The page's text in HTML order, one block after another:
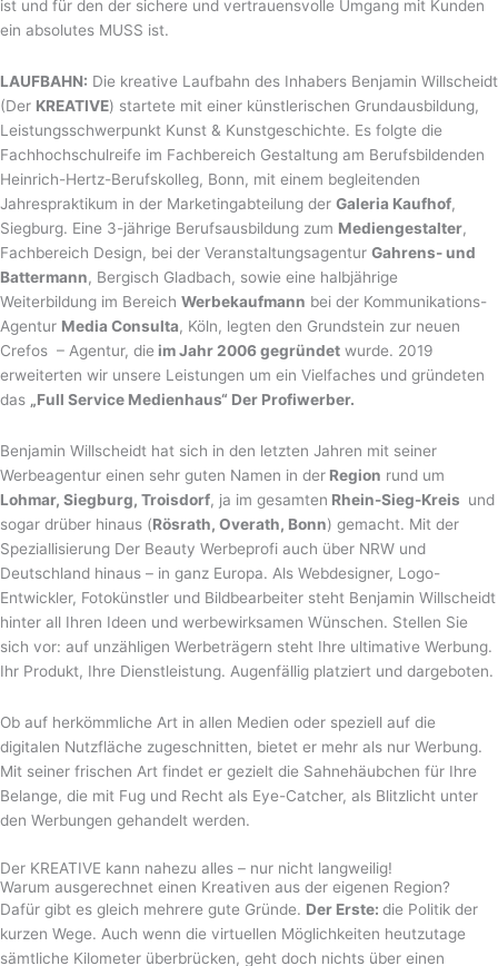
ist und für den der sichere und vertrauensvolle Umgang mit Kunden
ein absolutes MUSS ist.
LAUFBAHN: Die kreative Laufbahn des Inhabers Benjamin Willscheidt
(Der KREATIVE) startete mit einer künstlerischen Grundausbildung,
Leistungsschwerpunkt Kunst & Kunstgeschichte. Es folgte die
Fachhochschulreife im Fachbereich Gestaltung am Berufsbildenden
Heinrich-Hertz-Berufskolleg, Bonn, mit einem begleitenden
Jahrespraktikum in der Marketingabteilung der Galeria Kaufhof,
Siegburg. Eine 3-jährige Berufsausbildung zum Mediengestalter,
Fachbereich Design, bei der Veranstaltungsagentur Gahrens- und
Battermann, Bergisch Gladbach, sowie eine halbjährige
Weiterbildung im Bereich Werbekaufmann bei der Kommunikations-
Agentur Media Consulta, Köln, legten den Grundstein zur neuen
Crefos – Agentur, die im Jahr 2006 gegründet wurde. 2019
erweiterten wir unsere Leistungen um ein Vielfaches und gründeten
das „Full Service Medienhaus“ Der Profiwerber.
Benjamin Willscheidt hat sich in den letzten Jahren mit seiner
Werbeagentur einen sehr guten Namen in der Region rund um
Lohmar, Siegburg, Troisdorf, ja im gesamten Rhein-Sieg-Kreis und
sogar drüber hinaus (Rösrath, Overath, Bonn) gemacht. Mit der
Speziallisierung Der Beauty Werbeprofi auch über NRW und
Deutschland hinaus – in ganz Europa. Als Webdesigner, Logo-
Entwickler, Fotokünstler und Bildbearbeiter steht Benjamin Willscheidt
hinter all Ihren Ideen und werbewirksamen Wünschen. Stellen Sie
sich vor: auf unzähligen Werbeträgern steht Ihre ultimative Werbung.
Ihr Produkt, Ihre Dienstleistung. Augenfällig platziert und dargeboten.
Ob auf herkömmliche Art in allen Medien oder speziell auf die
digitalen Nutzfläche zugeschnitten, bietet er mehr als nur Werbung.
Mit seiner frischen Art findet er gezielt die Sahnehäubchen für Ihre
Belange, die mit Fug und Recht als Eye-Catcher, als Blitzlicht unter
den Werbungen gehandelt werden.
Der KREATIVE kann nahezu alles – nur nicht langweilig!
Warum ausgerechnet einen Kreativen aus der eigenen Region?
Dafür gibt es gleich mehrere gute Gründe. Der Erste: die Politik der
kurzen Wege. Auch wenn die virtuellen Möglichkeiten heutzutage
sämtliche Kilometer überbrücken, geht doch nichts über einen